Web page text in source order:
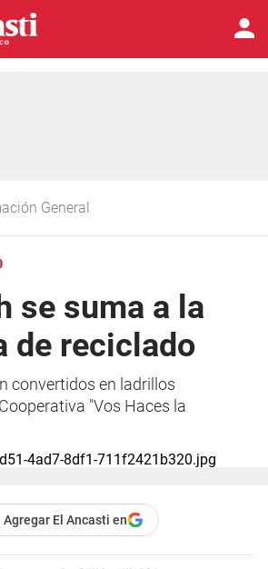
General
se suma a la
de reciclado
convertidos en ladrillos
"Vos Haces la
Agregar El Ancasti en